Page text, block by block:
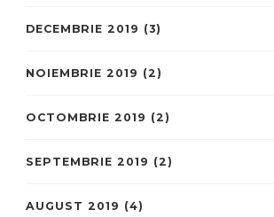
DECEMBRIE 2019 (3)
NOIEMBRIE 2019 (2)
OCTOMBRIE 2019 (2)
SEPTEMBRIE 2019 (2)
AUGUST 2019 (4)